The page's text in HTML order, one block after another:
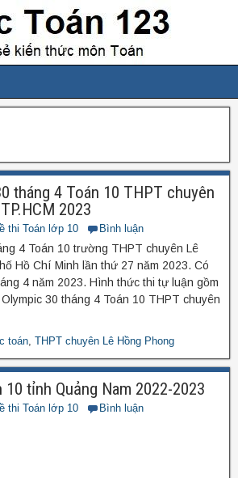
tháng 4 Toán 10 THPT chuyên
2023
thi Toán lớp 10 Bình luận
4 Toán 10 trường THPT chuyên Lê
Hồ Chí Minh lần thứ 27 năm 2023. Có
4 năm 2023. Hình thức thi tự luận gồm
30 tháng 4 Toán 10 THPT chuyên
toán, THPT chuyên Lê Hồng Phong
tỉnh Quảng Nam 2022-2023
thi Toán lớp 10 Bình luận